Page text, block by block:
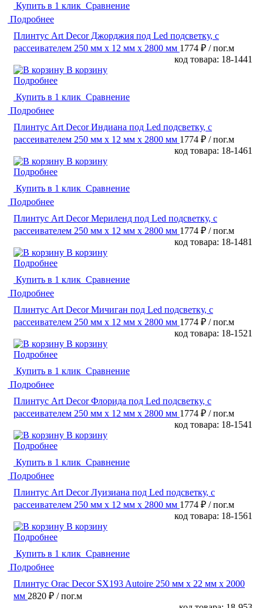
Купить в 1 клик Сравнение
Подробнее
Плинтус Art Decor Джорджия под Led подсветку, с
рассеивателем 250 мм х 12 мм х 2800 мм 1774 ₽ / пог.м
код товара: 18-1441
В корзину
Подробнее
Купить в 1 клик Сравнение
Подробнее
Плинтус Art Decor Индиана под Led подсветку, с
рассеивателем 250 мм х 12 мм х 2800 мм 1774 ₽ / пог.м
код товара: 18-1461
В корзину
Подробнее
Купить в 1 клик Сравнение
Подробнее
Плинтус Art Decor Мериленд под Led подсветку, с
рассеивателем 250 мм х 12 мм х 2800 мм 1774 ₽ / пог.м
код товара: 18-1481
В корзину
Подробнее
Купить в 1 клик Сравнение
Подробнее
Плинтус Art Decor Мичиган под Led подсветку, с
рассеивателем 250 мм х 12 мм х 2800 мм 1774 ₽ / пог.м
код товара: 18-1521
В корзину
Подробнее
Купить в 1 клик Сравнение
Подробнее
Плинтус Art Decor Флорида под Led подсветку, с
рассеивателем 250 мм х 12 мм х 2800 мм 1774 ₽ / пог.м
код товара: 18-1541
В корзину
Подробнее
Купить в 1 клик Сравнение
Подробнее
Плинтус Art Decor Луизиана под Led подсветку, с
рассеивателем 250 мм х 12 мм х 2800 мм 1774 ₽ / пог.м
код товара: 18-1561
В корзину
Подробнее
Купить в 1 клик Сравнение
Подробнее
Плинтус Orac Decor SX193 Autoire 250 мм х 22 мм х 2000
мм 2820 ₽ / пог.м